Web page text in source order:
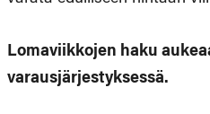
Lomaviikkojen haku
varausjärjestyksessä.